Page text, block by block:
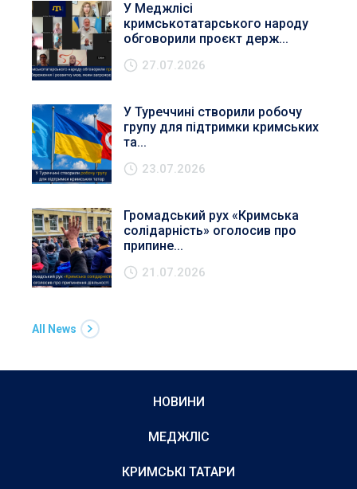
У Меджлісі
кримськотатарського народу
обговорили проєкт держ...
27.07.2026
У Туреччині створили робочу
групу для підтримки кримських
та...
23.07.2026
Громадський рух «Кримська
солідарність» оголосив про
припине...
21.07.2026
All News
НОВИНИ
МЕДЖЛІС
КРИМСЬКІ ТАТАРИ